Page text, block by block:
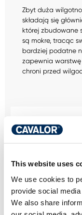
This website uses
We use cookies to
provide social
We also share
Zbyt duża
składają się
której zbudowane
są mokre, tracąc
bardziej podatne
zapewnia
chroni przed